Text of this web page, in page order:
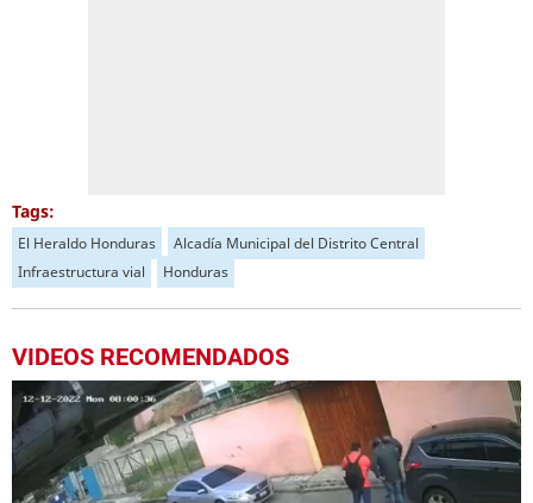
Tags:
El Heraldo Honduras
Alcadía Municipal del Distrito Central
Infraestructura vial
Honduras
VIDEOS RECOMENDADOS